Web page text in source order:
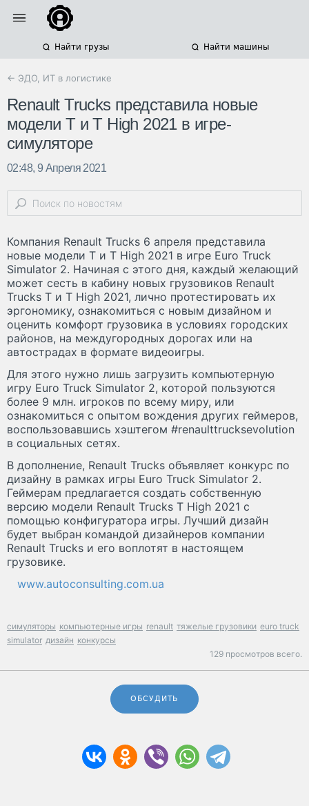
Найти грузы Найти машины
← ЭДО, ИТ в логистике
Renault Trucks представила новые
модели T и T High 2021 в игре-
симуляторе
02:48, 9 Апреля 2021
Компания Renault Trucks 6 апреля представила
новые модели T и T High 2021 в игре Euro Truck
Simulator 2. Начиная с этого дня, каждый желающий
может сесть в кабину новых грузовиков Renault
Trucks T и T High 2021, лично протестировать их
эргономику, ознакомиться с новым дизайном и
оценить комфорт грузовика в условиях городских
районов, на междугородных дорогах или на
автострадах в формате видеоигры.
Для этого нужно лишь загрузить компьютерную
игру Euro Truck Simulator 2, которой пользуются
более 9 млн. игроков по всему миру, или
ознакомиться с опытом вождения других геймеров,
воспользовавшись хэштегом #renaulttrucksevolution
в социальных сетях.
В дополнение, Renault Trucks объявляет конкурс по
дизайну в рамках игры Euro Truck Simulator 2.
Геймерам предлагается создать собственную
версию модели Renault Trucks T High 2021 с
помощью конфигуратора игры. Лучший дизайн
будет выбран командой дизайнеров компании
Renault Trucks и его воплотят в настоящем
грузовике.
www.autoconsulting.com.ua
симуляторы компьютерные игры renault тяжелые грузовики euro truck
simulator дизайн конкурсы
129 просмотров всего.
ОБСУДИТЬ